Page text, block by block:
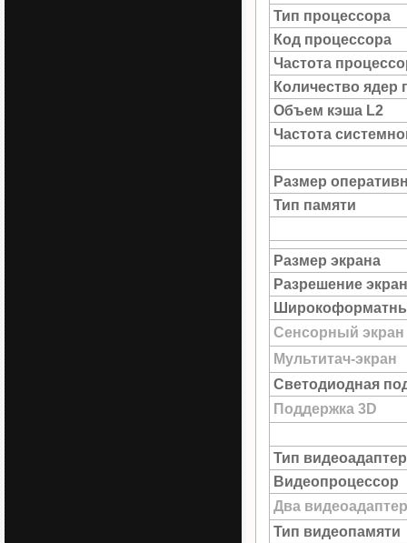
Тип процессора
Код процессора
Частота
Количество ядер
Объем кэша L2
Частота
Размер
Тип памяти
Размер экрана
Разрешение
Сенсорный экран
Мультитач-экран
Светодиодная
Поддержка 3D
Тип
Видеопроцессор
Два
Тип видеопамяти